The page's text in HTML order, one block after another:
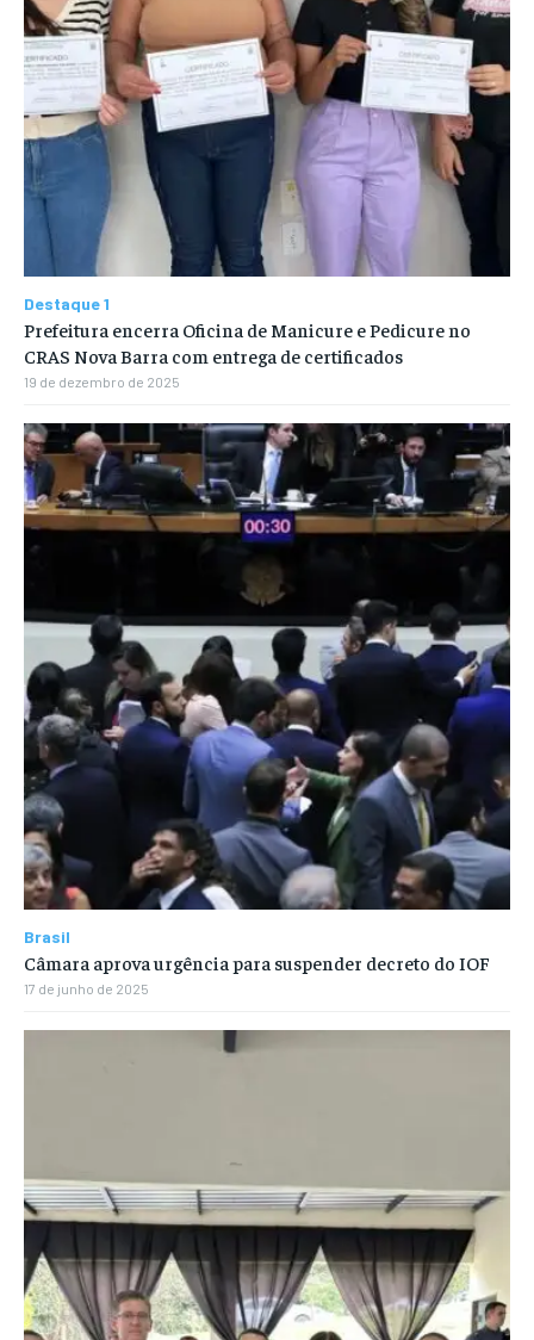
Destaque 1
Prefeitura encerra Oficina de Manicure e Pedicure no
CRAS Nova Barra com entrega de certificados
19 de dezembro de 2025
Brasil
Câmara aprova urgência para suspender decreto do IOF
17 de junho de 2025